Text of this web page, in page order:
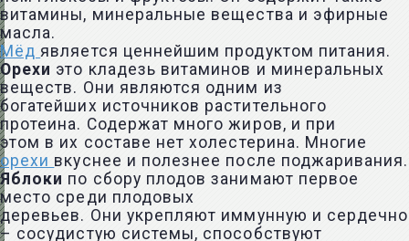
витамины, минеральные вещества и эфирные
масла.
Мёдявляется ценнейшим продуктом питания.
Орехи это кладезь витаминов и минеральных
веществ. Они являются одним из
богатейших источников растительного
протеина. Содержат много жиров, и при
этом в их составе нет холестерина. Многие
орехи вкуснее и полезнее после поджаривания.
Яблоки по сбору плодов занимают первое
место среди плодовых
деревьев. Они укрепляют иммунную и сердечно
– сосудистую системы, способствуют